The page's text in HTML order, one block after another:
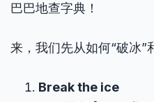
巴巴地查字典！
来，我们先从如何“破冰”
Break the ice